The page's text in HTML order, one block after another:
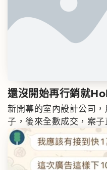
還沒開始再行銷就
新開幕的室內設計公司
子，後來全數成交，案子